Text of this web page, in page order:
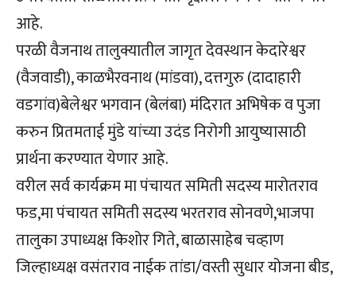
आहे.
परळी वैजनाथ तालुक्यातील जागृत देवस्थान केदारेश्वर
(वैजवाडी), काळभैरवनाथ (मांडवा), दत्तगुरु (दादाहारी
वडगांव)बेलेश्वर भगवान (बेलंबा) मंदिरात अभिषेक व पुजा
करुन प्रितमताई मुंडे यांच्या उदंड निरोगी आयुष्यासाठी
प्रार्थना करण्यात येणार आहे.
वरील सर्व कार्यक्रम मा पंचायत समिती सदस्य मारोतराव
फड,मा पंचायत समिती सदस्य भरतराव सोनवणे,भाजपा
तालुका उपाध्यक्ष किशोर गिते, बाळासाहेब चव्हाण
जिल्हाध्यक्ष वसंतराव नाईक तांडा/वस्ती सुधार योजना बीड,